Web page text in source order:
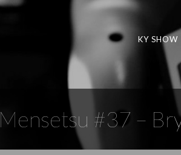
KY SHOW
Mensetsu #37 –